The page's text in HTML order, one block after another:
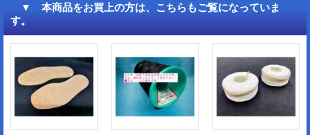
▼ 本商品をお買上の方は、こちらもご覧になっていま
す。